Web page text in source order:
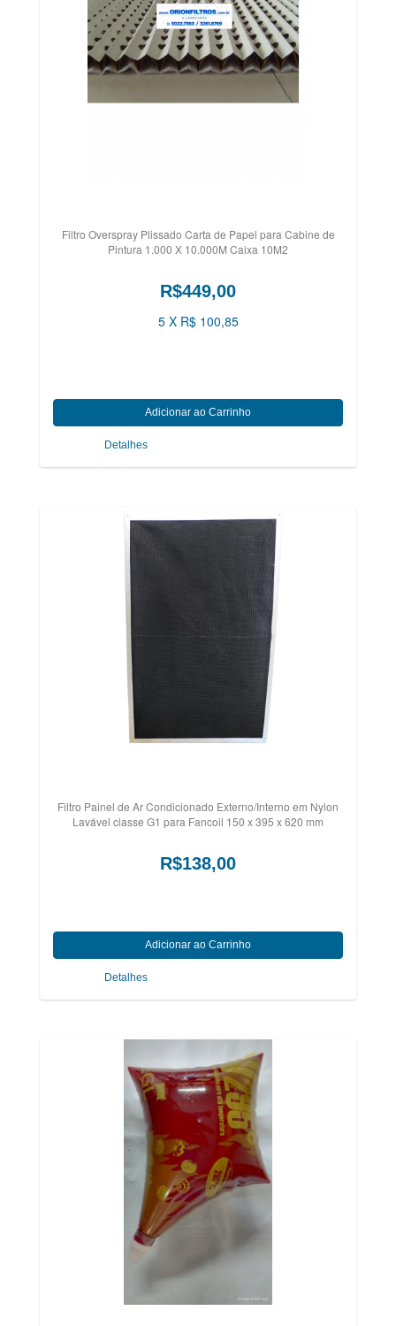
Filtro Overspray Plissado Carta de Papel para Cabine de
Pintura 1.000 X 10.000M Caixa 10M2
R$449,00
5 X R$ 100,85
Detalhes
Filtro Painel de Ar Condicionado Externo/Interno em Nylon
Lavável classe G1 para Fancoil 150 x 395 x 620 mm
R$138,00
Detalhes